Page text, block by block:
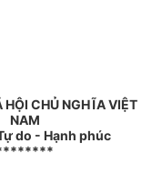
HỘI CHỦ NGHĨA VIỆT
NAM
do - Hạnh phúc